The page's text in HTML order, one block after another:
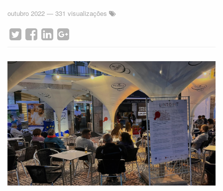
outubro 2022 — 331 visualizações